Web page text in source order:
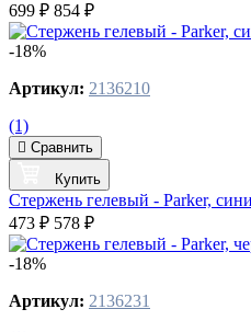
699 ₽ 854 ₽
-18%
Артикул: 2136210
(1)
Сравнить
Купить
Стержень гелевый - Parker,
473 ₽ 578 ₽
-18%
Артикул: 2136231